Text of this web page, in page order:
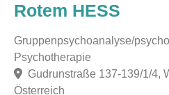
Rotem HESS
Gruppenpsychoanalyse/
Psychotherapie
Gudrunstraße 137-139/1/4,
Österreich